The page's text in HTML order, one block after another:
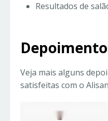
Resultados de
Veja mais alguns
satisfeitas com o